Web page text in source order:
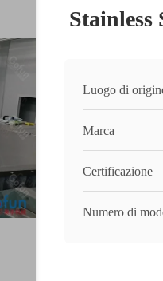
Stainless
Luogo di
Marca
Certificazione
Numero di